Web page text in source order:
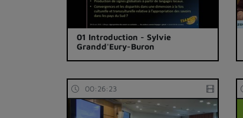
01 Introduction - Sylvie
Grandd'Eury-Buron
00:26:23